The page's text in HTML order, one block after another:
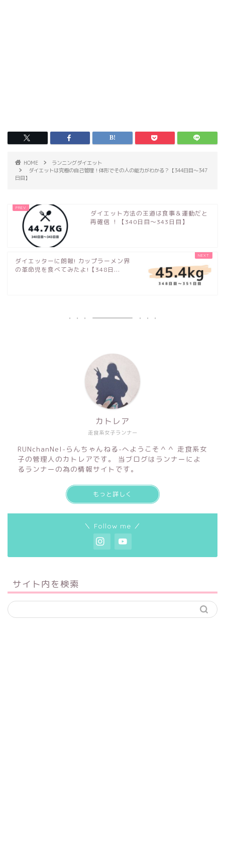
HOME
ランニングダイエット
ダイエットは究極の自己管理！体形でその人の能力がわかる？【344日目～347
日目】
ダイエット方法の王道は食事＆運動だと
再確信 ！【340日目～343日目】
ダイエッターに朗報! カップラーメン界
の革命児を食べてみたよ!【348日...
走食系女子ランナー
カトレア
RUNchanNel-らんちゃんねる-へようこそ＾＾ 走食系女
子の管理人のカトレアです。 当ブログはランナーによ
るランナーの為の情報サイトです。
もっと詳しく
＼ Follow me ／
サイト内を検索